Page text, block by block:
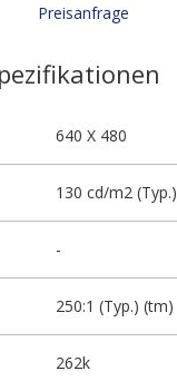
Preisanfrage
640 X 480
130 cd/m2 (Typ.)
-
250:1 (Typ.) (tm)
262k